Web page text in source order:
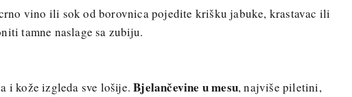
vino ili sok od borovnica pojedite krišku jabuke, krastavac ili
tamne naslage sa zubiju.
i kože izgleda sve lošije.Bjelančevine u mesu, najviše piletini,